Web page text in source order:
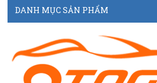
DANH MỤC SẢN PHẨM